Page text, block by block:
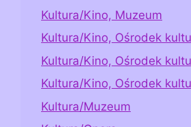
Kultura/Kino, Muzeum
Kultura/Kino, Ośrodek
Kultura/Kino, Ośrodek
Kultura/Kino, Ośrodek
Kultura/Muzeum